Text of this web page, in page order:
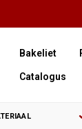
Bakeliet
Catalogus